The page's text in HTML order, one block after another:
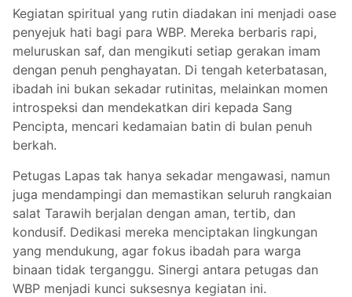
Kegiatan spiritual yang rutin diadakan ini menjadi oase
penyejuk hati bagi para WBP. Mereka berbaris rapi,
meluruskan saf, dan mengikuti setiap gerakan imam
dengan penuh penghayatan. Di tengah keterbatasan,
ibadah ini bukan sekadar rutinitas, melainkan momen
introspeksi dan mendekatkan diri kepada Sang
Pencipta, mencari kedamaian batin di bulan penuh
berkah.
Petugas Lapas tak hanya sekadar mengawasi, namun
juga mendampingi dan memastikan seluruh rangkaian
salat Tarawih berjalan dengan aman, tertib, dan
kondusif. Dedikasi mereka menciptakan lingkungan
yang mendukung, agar fokus ibadah para warga
binaan tidak terganggu. Sinergi antara petugas dan
WBP menjadi kunci suksesnya kegiatan ini.